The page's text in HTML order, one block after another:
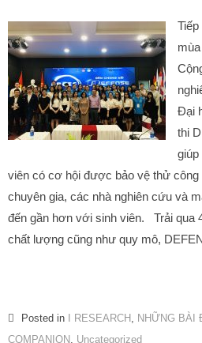
Đại
thi
viên có cơ hội được bảo vệ thử
chuyên gia, các nhà nghiên cứu và
đến gần hơn với sinh viên. Trải qua
chất lượng cũng như quy mô,
Posted in I RESEARCH NHỮNG BÀI
COMPANION
Uncategorized